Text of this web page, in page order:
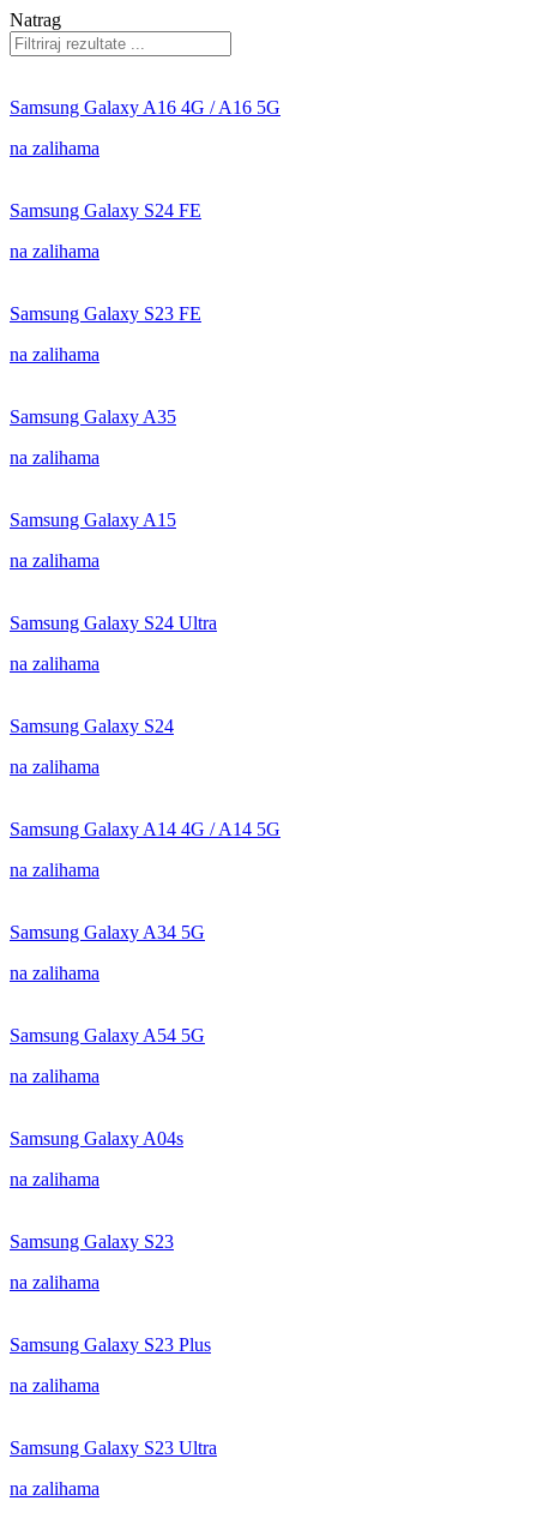
Natrag
Samsung Galaxy A16 4G / A16 5G
na zalihama
Samsung Galaxy S24 FE
na zalihama
Samsung Galaxy S23 FE
na zalihama
Samsung Galaxy A35
na zalihama
Samsung Galaxy A15
na zalihama
Samsung Galaxy S24 Ultra
na zalihama
Samsung Galaxy S24
na zalihama
Samsung Galaxy A14 4G / A14 5G
na zalihama
Samsung Galaxy A34 5G
na zalihama
Samsung Galaxy A54 5G
na zalihama
Samsung Galaxy A04s
na zalihama
Samsung Galaxy S23
na zalihama
Samsung Galaxy S23 Plus
na zalihama
Samsung Galaxy S23 Ultra
na zalihama